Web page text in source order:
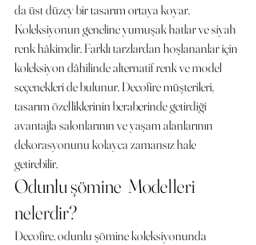
da üst düzey bir tasarım ortaya koyar.
Koleksiyonun geneline yumuşak hatlar ve siyah
renk hâkimdir. Farklı tarzlardan hoşlananlar için
koleksiyon dâhilinde alternatif renk ve model
seçenekleri de bulunur. Decofire müşterileri,
tasarım özelliklerinin beraberinde getirdiği
avantajla salonlarının ve yaşam alanlarının
dekorasyonunu kolayca zamansız hale
getirebilir.
Odunlu şömine  Modelleri
nelerdir?
Decofire, odunlu şömine koleksiyonunda